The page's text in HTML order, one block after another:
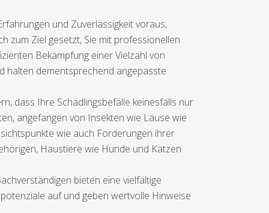
und Zuverlässigkeit voraus,
zum Ziel gesetzt, Sie mit professionellen
Bekämpfung einer Vielzahl von
halten dementsprechend angepasste
dass Ihre Schädlingsbefälle keinesfalls nur
angefangen von Insekten wie Läuse wie
wie auch Forderungen ihrer
Haustiere wie Hunde und Katzen
bieten eine vielfältige
auf und geben wertvolle Hinweise